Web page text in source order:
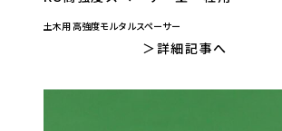
土木用 高強度モルタルスペーサー
詳細記事へ